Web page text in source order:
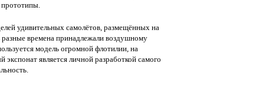
прототипы.
удивительных самолётов, размещённых на
времена принадлежали воздушному
модель огромной флотилии, на
является личной разработкой самого